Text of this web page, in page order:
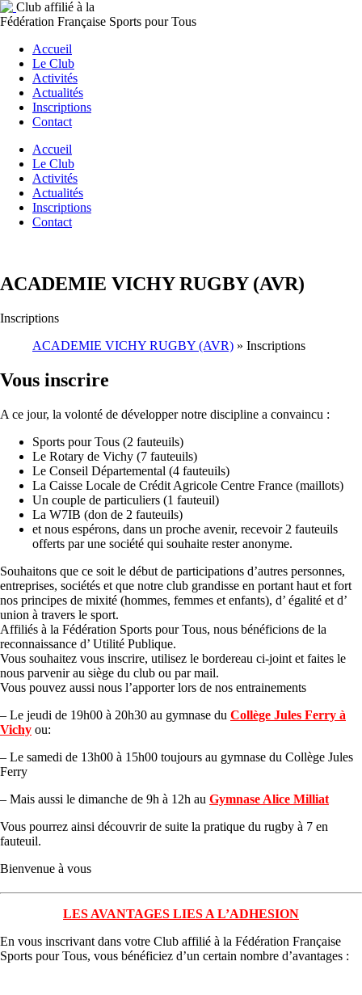
Club affilié à la
Fédération Française Sports pour Tous
Accueil
Le Club
Activités
Actualités
Inscriptions
Contact
Accueil
Le Club
Activités
Actualités
Inscriptions
Contact
ACADEMIE VICHY RUGBY (AVR)
Inscriptions
ACADEMIE VICHY RUGBY (AVR) » Inscriptions
Vous inscrire
A ce jour, la volonté de développer notre discipline a convaincu :
Sports pour Tous (2 fauteuils)
Le Rotary de Vichy (7 fauteuils)
Le Conseil Départemental (4 fauteuils)
La Caisse Locale de Crédit Agricole Centre France (maillots)
Un couple de particuliers (1 fauteuil)
La W7IB (don de 2 fauteuils)
et nous espérons, dans un proche avenir, recevoir 2 fauteuils
offerts par une société qui souhaite rester anonyme.
Souhaitons que ce soit le début de participations d’autres personnes,
entreprises, sociétés et que notre club grandisse en portant haut et fort
nos principes de mixité (hommes, femmes et enfants), d’ égalité et d’
union à travers le sport.
Affiliés à la Fédération Sports pour Tous, nous bénéficions de la
reconnaissance d’ Utilité Publique.
Vous souhaitez vous inscrire, utilisez le bordereau ci-joint et faites le
nous parvenir au siège du club ou par mail.
Vous pouvez aussi nous l’apporter lors de nos entrainements
– Le jeudi de 19h00 à 20h30 au gymnase du Collège Jules Ferry à
Vichy ou:
– Le samedi de 13h00 à 15h00 toujours au gymnase du Collège Jules
Ferry
– Mais aussi le dimanche de 9h à 12h au Gymnase Alice Milliat
Vous pourrez ainsi découvrir de suite la pratique du rugby à 7 en
fauteuil.
Bienvenue à vous
LES AVANTAGES LIES A L’ADHESION
En vous inscrivant dans votre Club affilié à la Fédération Française
Sports pour Tous, vous bénéficiez d’un certain nombre d’avantages :